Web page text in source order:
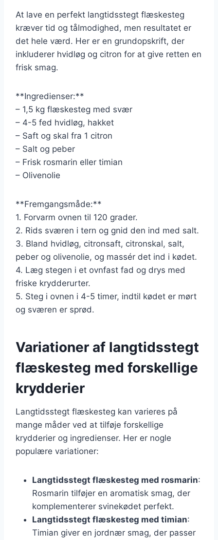
At lave en perfekt langtidsstegt flæskesteg
kræver tid og tålmodighed, men resultatet er
det hele værd. Her er en grundopskrift, der
inkluderer hvidløg og citron for at give retten en
frisk smag.
**Ingredienser:**
– 1,5 kg flæskesteg med svær
– 4-5 fed hvidløg, hakket
– Saft og skal fra 1 citron
– Salt og peber
– Frisk rosmarin eller timian
– Olivenolie
**Fremgangsmåde:**
1. Forvarm ovnen til 120 grader.
2. Rids sværen i tern og gnid den ind med salt.
3. Bland hvidløg, citronsaft, citronskal, salt,
peber og olivenolie, og massér det ind i kødet.
4. Læg stegen i et ovnfast fad og drys med
friske krydderurter.
5. Steg i ovnen i 4-5 timer, indtil kødet er mørt
og sværen er sprød.
Variationer af langtidsstegt
flæskesteg med forskellige
krydderier
Langtidsstegt flæskesteg kan varieres på
mange måder ved at tilføje forskellige
krydderier og ingredienser. Her er nogle
populære variationer:
Langtidsstegt flæskesteg med rosmarin:
Rosmarin tilføjer en aromatisk smag, der
komplementerer svinekødet perfekt.
Langtidsstegt flæskesteg med timian:
Timian giver en jordnær smag, der passer